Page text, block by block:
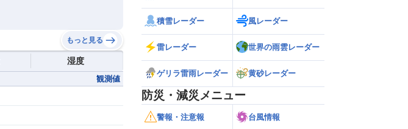
もっと見る
湿度
観測値
積雪レーダー 風レーダー
雷レーダー 世界の雨雲レーダー
ゲリラ雷雨レーダー 黄砂レーダー
防災・減災メニュー
警報・注意報 台風情報